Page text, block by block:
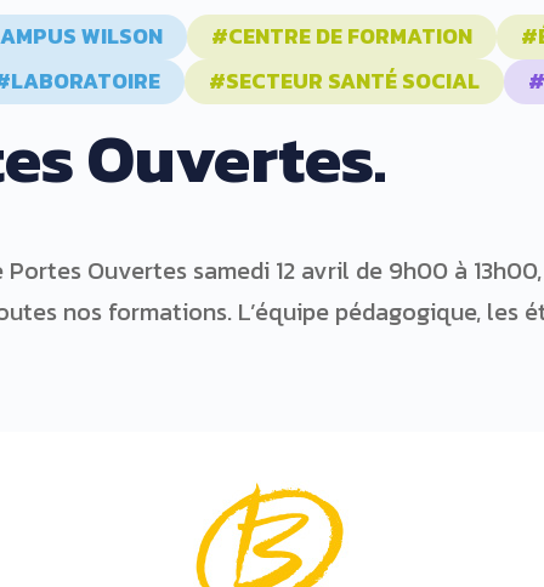
WILSON #CENTRE DE FORMATION
#SECTEUR SANTÉ SOCIAL
Ouvertes.
Ouvertes samedi 12 avril de 9h00 à
nos formations. L’équipe pédagogique, les